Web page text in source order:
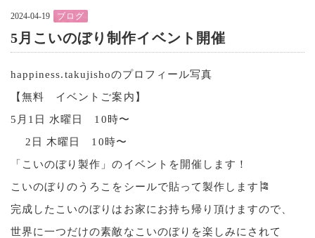
2024-04-19 ブログ
5月こいのぼり制作イベント開催
happiness.takujishoのプロフィール写真
【無料 イベントご案内】
5月1日 水曜日 10時〜
2日 木曜日 10時〜
「こいのぼり製作」のイベントを開催します！
こいのぼりのうろこをシールで貼って製作します🎏
完成したこいのぼりはお家にお持ち帰り頂けますので、
世界に一つだけの素敵なこいのぼりを楽しみにされて